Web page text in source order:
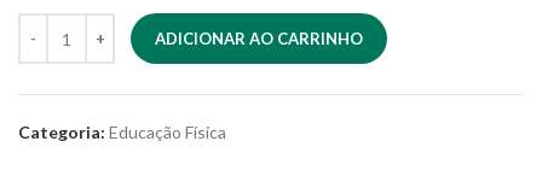
ADICIONAR AO CARRINHO
Categoria: Educação Física